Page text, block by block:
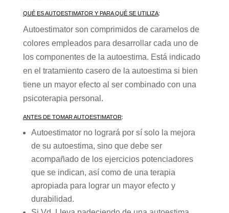
QUÉ ES AUTOESTIMATOR Y PARA QUÉ SE UTILIZA:
Autoestimator son comprimidos de caramelos de
colores empleados para desarrollar cada uno de
los componentes de la autoestima. Está indicado
en el tratamiento casero de la autoestima si bien
tiene un mayor efecto al ser combinado con una
psicoterapia personal.
ANTES DE TOMAR AUTOESTIMATOR:
Autoestimator no logrará por sí solo la mejora
de su autoestima, sino que debe ser
acompañado de los ejercicios potenciadores
que se indican, así como de una terapia
apropiada para lograr un mayor efecto y
durabilidad.